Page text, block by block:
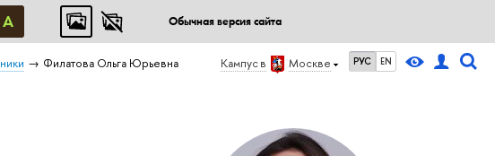
А Обычная версия сайта
Кампус в Москве РУС EN
Филатова Ольга Юрьевна